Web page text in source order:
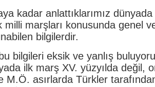
kadar anlattıklarımız
milli marşları konusunda genel
bilgilerdir.
bilgileri eksik ve yanlış
ilk marş XV. yüzyılda değil,
M.Ö. asırlarda Türkler